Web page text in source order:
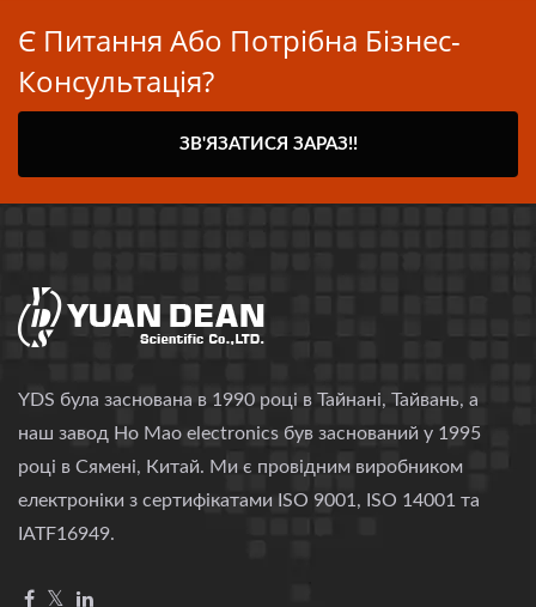
Є Питання Або Потрібна Бізнес-
Консультація?
ЗВ'ЯЗАТИСЯ ЗАРАЗ!!
YDS була заснована в 1990 році в Тайнані, Тайвань, а
наш завод Ho Mao electronics був заснований у 1995
році в Сямені, Китай. Ми є провідним виробником
електроніки з сертифікатами ISO 9001, ISO 14001 та
IATF16949.